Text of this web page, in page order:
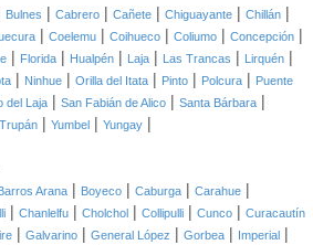
Bulnes | Cabrero | Cañete | Chiguayante | Chillán |
| Coelemu | Coihueco | Coliumo | Concepción |
| Florida | Hualpén | Laja | Las Trancas | Lirquén |
| Ninhue | Orilla del Itata | Pinto | Polcura | Puente
del Laja | San Fabián de Alico | Santa Bárbara |
Trupán | Yumbel | Yungay |
Barros Arana | Boyeco | Caburga | Carahue |
| Chanlelfu | Cholchol | Collipulli | Cunco | Curacautín
| Galvarino | General López | Gorbea | Imperial |